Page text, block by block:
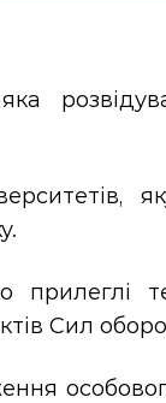
прилеглі
Сил